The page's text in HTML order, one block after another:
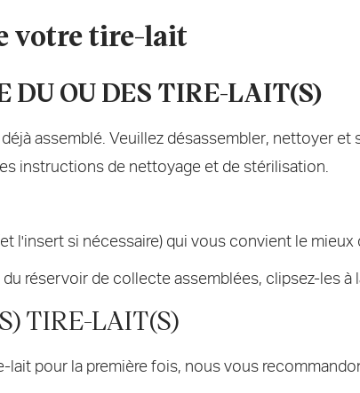
votre tire-lait
DU OU DES TIRE-LAIT(S)
assemblé. Veuillez désassembler, nettoyer
instructions de nettoyage et de stérilisation.
l'insert si nécessaire) qui vous convient le mieux
réservoir de collecte assemblées, clipsez-les à
TIRE-LAIT(S)
lait pour la première fois, nous vous